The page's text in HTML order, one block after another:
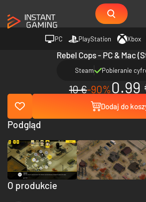
PC PlayStation Xbox
Rebel Cops - PC & Mac
Steam Pobieranie
10 €-90%0.99
Dodaj do
O produkcie
Podgląd